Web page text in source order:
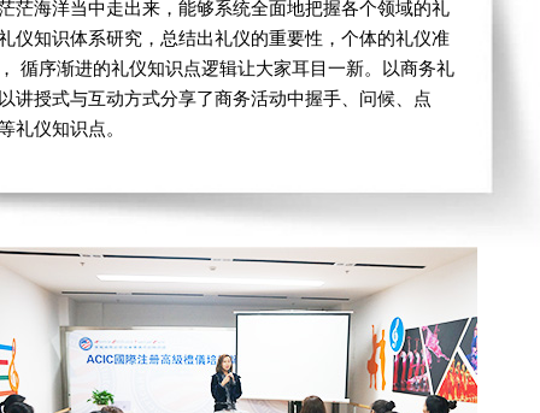
茫海洋当中走出来，能够系统全面地把握各个领域的礼
仪知识体系研究，总结出礼仪的重要性，个体的礼仪准
循序渐进的礼仪知识点逻辑让大家耳目一新。以商务礼
讲授式与互动方式分享了商务活动中握手、问候、点
礼仪知识点。